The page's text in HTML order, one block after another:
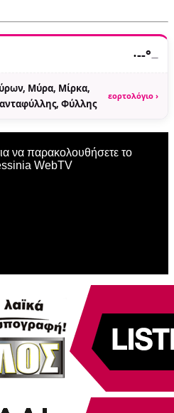
·--°—
Μύρα, Μίρκα,
Φύλλης
εορτολόγιο ›
να παρακολουθήσετε το
WebTV